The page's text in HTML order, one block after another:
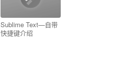
Sublime Text—自带
快捷键介绍